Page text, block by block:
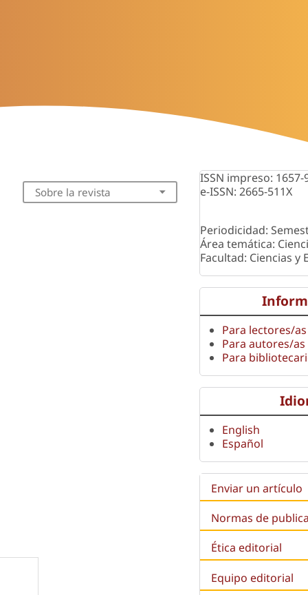
Sobre la revista
ISSN impreso: 1657-
e-ISSN: 2665-511X
Periodicidad:
Área temática:
Facultad: Ciencias y
Para lectores/as
Para autores/as
Para
English
Español
Enviar un artículo
Normas de
Ética editorial
Equipo editorial